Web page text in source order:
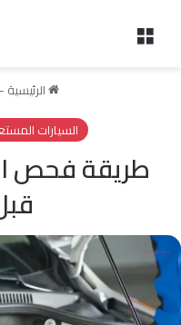
الرئيسية -
السيارات
طريقة فحص